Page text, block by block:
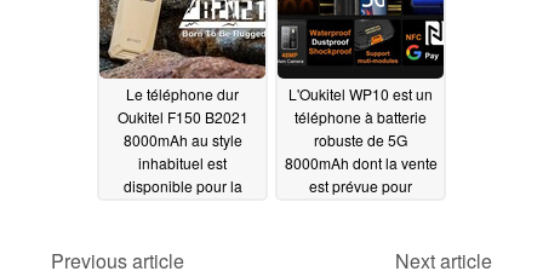
Le téléphone dur
Oukitel F150 B2021
8000mAh au style
inhabituel est
disponible pour la
L'Oukitel WP10 est un
téléphone à batterie
robuste de 5G
8000mAh dont la vente
est prévue pour
Previous article
Next article